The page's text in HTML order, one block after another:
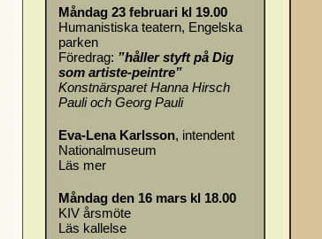
Måndag 23 februari kl 19.00
Humanistiska teatern, Engelska
parken
Föredrag: ”håller styft på Dig
som artiste-peintre”
Konstnärsparet Hanna Hirsch
Pauli och Georg Pauli
Eva-Lena Karlsson, intendent
Nationalmuseum
Läs mer
Måndag den 16 mars kl 18.00
KIV årsmöte
Läs kallelse